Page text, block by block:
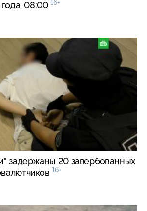
года. 08:00 16+
задержаны 20 завербованных
16+